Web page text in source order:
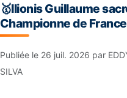
🥇Ilionis Guillaume
Championne de
Publiée le 26 juil. 2026 par
SILVA